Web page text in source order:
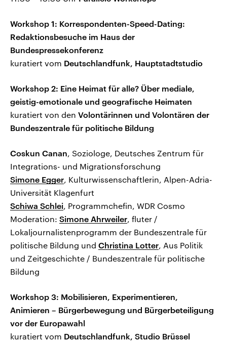
Workshop 1: Korrespondenten-Speed-Dating:
Redaktionsbesuche im Haus der
Bundespressekonferenz
kuratiert vom Deutschlandfunk, Hauptstadtstudio
Workshop 2: Eine Heimat für alle? Über mediale,
geistig-emotionale und geografische Heimaten
kuratiert von den Volontärinnen und Volontären der
Bundeszentrale für politische Bildung
Coskun Canan, Soziologe, Deutsches Zentrum für
Integrations- und Migrationsforschung
Simone Egger, Kulturwissenschaftlerin, Alpen-Adria-
Universität Klagenfurt
Schiwa Schlei, Programmchefin, WDR Cosmo
Moderation: Simone Ahrweiler, fluter /
Lokaljournalistenprogramm der Bundeszentrale für
politische Bildung und Christina Lotter, Aus Politik
und Zeitgeschichte / Bundeszentrale für politische
Bildung
Workshop 3: Mobilisieren, Experimentieren,
Animieren – Bürgerbewegung und Bürgerbeteiligung
vor der Europawahl
kuratiert vom Deutschlandfunk, Studio Brüssel